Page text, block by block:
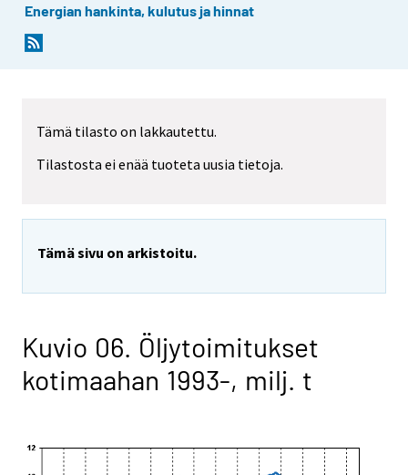
Energian hankinta, kulutus ja hinnat
Tämä tilasto on lakkautettu.
Tilastosta ei enää tuoteta uusia tietoja.
Tämä sivu on arkistoitu.
Kuvio 06. Öljytoimitukset
kotimaahan 1993-, milj. t